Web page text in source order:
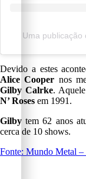
Uma publicação
Devido a estes
Alice Cooper nos
Gilby Calrke.
N’ Roses em 1991.
Gilby tem 62 anos
cerca de 10 shows.
Fonte: Mundo Metal –